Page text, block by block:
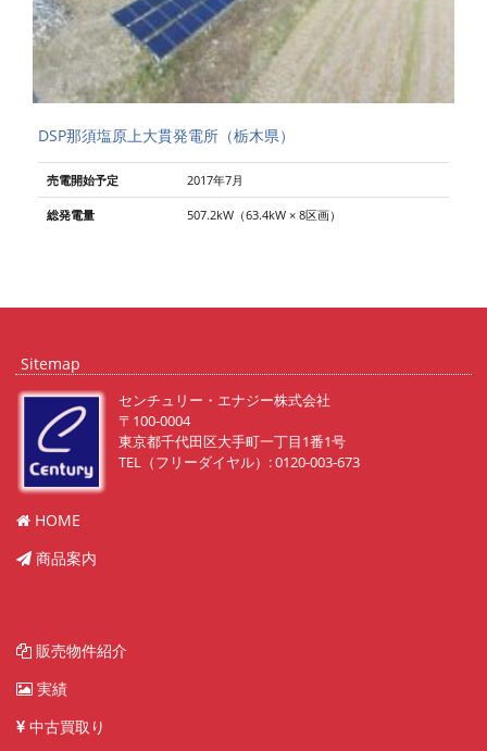
DSP那須塩原上大貫発電所（栃木県）
売電開始予定 2017年7月
総発電量 507.2kW（63.4kW × 8区画）
Sitemap
センチュリー・エナジー株式会社
〒100-0004
東京都千代田区大手町一丁目1番1号
TEL（フリーダイヤル）: 0120-003-673
HOME
商品案内
販売物件紹介
実績
中古買取り